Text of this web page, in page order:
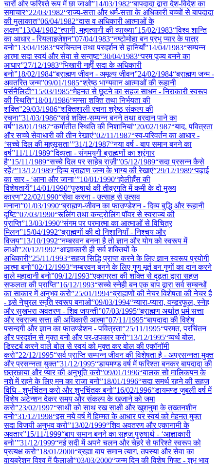
चारों ओर फरिश्ते रूप में छा जाओ”14/03/1982“बापदादा द्वारा देश-विदेश का
समाचार”22/03/1982“राज्य-सत्ता और धर्म-सत्ता के अधिकारी बच्चों से बापदादा
की मुलाकात”06/04/1982“दास व अधिकारी आत्माओं के
लक्षण”13/04/1982“त्यागी, महात्यागी की व्याख्या”15/02/1983“विश्व शान्ति
का आधार - रियलाइजेशन”07/04/1983“नष्टोमोहा बन प्रभु प्यार के पात्र
बनो”13/04/1983“परचिन्तन तथा परदर्शन से हानियाँ”14/04/1983“सम्पन्न
आत्मा सदा स्वयं और सेवा से सन्तुष्ट”30/04/1983“परम पूज्य बनने का
आधार”27/12/1983“भिखारी नहीं सदा के अधिकारी
बनो”18/02/1984“ब्राह्मण जीवन - अमूल्य जीवन”24/02/1984“ब्राह्मण जन्म -
अवतरित जन्म”09/01/1985“श्रेष्ठ भाग्यवान आत्माओं की रूहानी
पर्सनैलिटी”15/03/1985“मेहनत से छूटने का सहज साधन - निराकारी स्वरूप
की स्थिति”18/01/1986“मन्सा शक्ति तथा निर्भयता की
शक्ति”29/03/1986“शक्तिशाली रचना श्रेष्ठ संकल्प की
रचना”31/03/1986“सर्व शक्ति-सम्पन्न बनने तथा वरदान पाने का
वर्ष”18/01/1987“कर्मातीत स्थिति की निशानियां”20/02/1987“याद, पवित्रता
और सच्चे सेवाधारी की तीन रेखाएं”02/11/1987“स्व-परिवर्तन का आधार -
‘सच्चे दिल की महसूसता’”31/12/1987“नया वर्ष - बाप समान बनने का
वर्ष”11/11/1989“दिव्यता - संगमयुगी ब्राह्मणों का श्रृंगार
है”15/11/1989“सच्चे दिल पर साहेब राज़ी”05/12/1989“सदा प्रसन्न कैसे
रहें?”13/12/1989“दिव्य ब्राह्मण जन्म के भाग्य की रेखाएं”29/12/1989“पढ़ाई
का सार - ‘आना और जाना’”10/01/1990“होलीहँस की
विशेषतायें”14/01/1990“पुरुषार्थ की तीव्रगति में कमी के दो मुख्य
कारण”22/02/1990“सेवा करना - उत्साह से उत्सव
मनाना”01/03/1990“ब्राह्मण-जीवन का फाउण्डेशन - दिव्य बुद्धि और रूहानी
दृष्टि”07/03/1990“रूलिंग तथा कन्ट्रोलिंग पॉवर से स्वराज्य की
प्राप्ति”13/03/1990“संगम पर परमात्मा का आत्माओं से विचित्र
मिलन”15/04/1992“ब्राह्मणों की दो निशानियाँ - निश्चय और
विजय”13/10/1992“नम्बरवन बनना है तो ज्ञान और योग को स्वरूप में
लाओ”20/12/1992“आज्ञाकारी ही सर्व शक्तियों के
अधिकारी”25/11/1993“सहज सिद्धि प्राप्त करने के लिए ज्ञान स्वरूप प्रयोगी
आत्मा बनो”02/12/1993“नम्बरवन बनने के लिए गुण मूर्त बन गुणों का दान करने
वाले महादानी बनो”09/12/1993“एकाग्रता की शक्ति से दृढ़ता द्वारा सहज
सफलता की प्राप्ति”16/12/1993“सच्चे स्नेही बन एक बाप द्वारा सर्व सम्बन्धों
का साकार में अनुभव करो”25/01/1994“ब्राह्मणों की नेचर विशेषता की नेचर है
- इसे नेचुरल स्मृति स्वरूप बनाओ”09/03/1994“न्यारा-प्यारा, वन्डरफुल, स्नेह
और सुखभरा अवतरण - शिव जयन्ती”07/03/1995“ब्राह्मण अर्थात् धर्म सत्ता
और स्वराज्य सत्ता की अधिकारी आत्मा”07/11/1995“बापदादा की विशेष
पसन्दगी और ज्ञान का फाउण्डेशन - पवित्रता”25/11/1995“परमत, परचिंतन
और परदर्शन से मुक्त बनो और पर-उपकार करो”13/12/1995“व्यर्थ बोल,
डिस्टर्ब करने वाले बोल से स्वयं को मुक्त कर बोल की एकॉनॉमी
करो”22/12/1995“सर्व प्राप्ति सम्पन्न जीवन की विशेषता है - अप्रसन्नता मुक्त
और प्रसन्नता युक्त”31/12/1995“डायमण्ड वर्ष में फरिश्ता बनकर बापदादा की
छत्रछाया और प्यार की अनुभूति करो”09/01/1996“बालक सो मालिकपन के
नशे में रहने के लिए मन का राजा बनो”18/01/1996“सदा समर्थ रहने की सहज
विधि - शुभचिंतन करो और शुभचिंतक बनो”16/02/1996“डायमण्ड जुबली वर्ष में
विशेष अटेन्शन देकर समय और संकल्प के खजाने को जमा
करो”23/02/1997“साथी को साथ रख साक्षी और खुशनुमा के तख्तनशीन
बनो”31/12/1998“इस नये वर्ष में हिम्मत के आधार पर स्वयं को मेहनत मुक्त
सदा विजयी अनुभव करो”13/02/1999“शिव अवतरण और एकानामी के
अवतार”15/11/1999“बाप समान बनने का सहज पुरुषार्थ - ‘आज्ञाकारी
बनो’”31/12/1999“नई सदी में अपने चलन और चेहरे से फरिश्ते स्वरूप को
प्रत्यक्ष करो”18/01/2000“ब्रह्मा बाप समान त्याग, तपस्या और सेवा का
वायब्रेशन विश्व में फैलाओ”03/03/2000“जन्म दिन की विशेष गिफ्ट - शुभ भाव